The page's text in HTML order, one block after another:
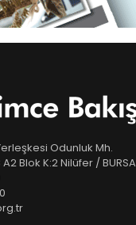
Odunluk Mh.
Blok K:2 Nilüfer / BURSA